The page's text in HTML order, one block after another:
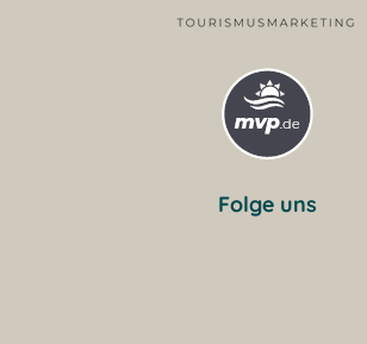
Folge uns